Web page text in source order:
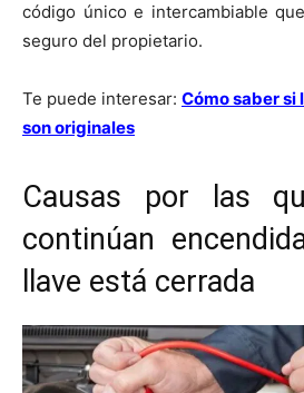
código único e intercambiable
seguro del propietario.
Te puede interesar: Cómo saber si
son originales
Causas por las
continúan
llave está cerrada